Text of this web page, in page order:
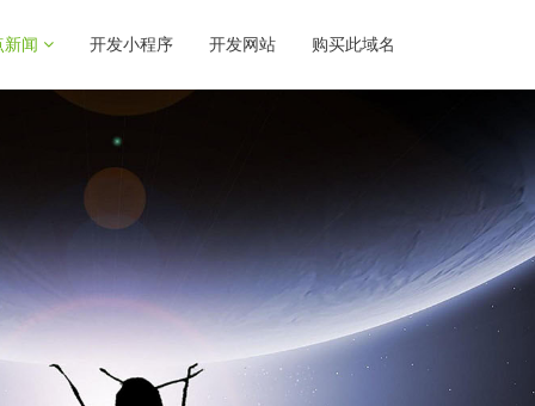
新闻 开发小程序 开发网站 购买此域名